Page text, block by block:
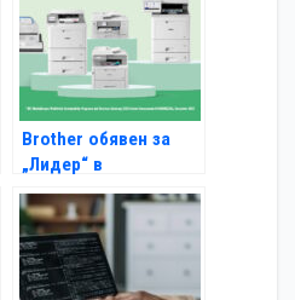
TJ
Brother обявен за
„Лидер“ в
световните
програми и услуги за
устойчиво развитие